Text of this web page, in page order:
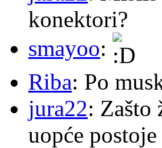
konektori?
smayoo:
Riba: Po
jura22: Zašto
uopće